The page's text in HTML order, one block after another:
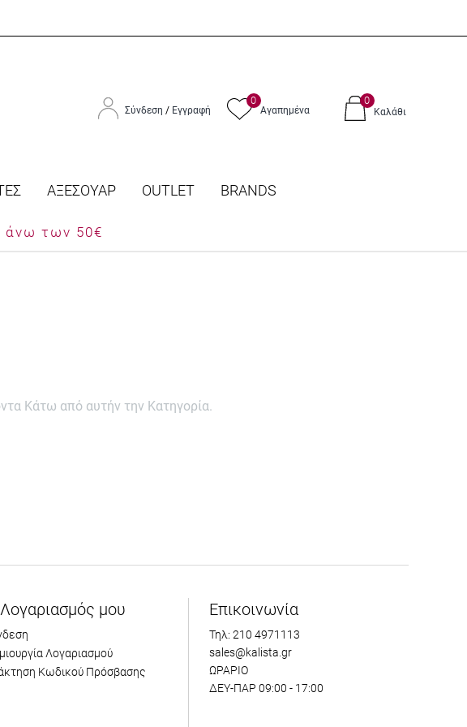
Σύνδεση / Εγγραφή
0
Αγαπημένα
0
Καλάθι
ΑΞΕΣΟΥΑΡ OUTLET BRANDS
άνω των 50€
Κάτω από αυτήν την Κατηγορία.
μου
Λογαριασμού
Κωδικού Πρόσβασης
Επικοινωνία
Τηλ: 210 4971113
sales@kalista.gr
ΩΡΑΡΙΟ
ΔΕΥ-ΠΑΡ 09:00 - 17:00